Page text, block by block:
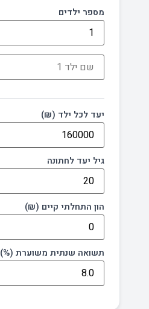
מספר ילדים
יעד לכל ילד (₪)
גיל יעד לחתונה
הון התחלתי קיים (₪)
תשואה שנתית משוערת (%)